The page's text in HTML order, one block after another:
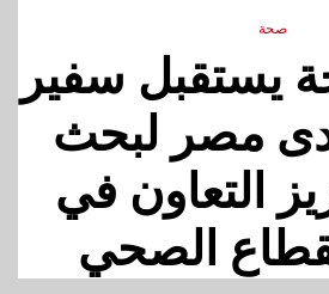
صحة
يستقبل سفير
مصر لبحث
التعاون في
الصحي